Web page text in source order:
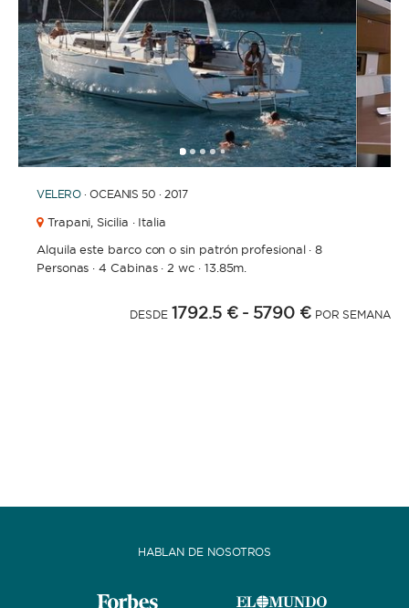
12345 6789 1011121314151617181920
21
VELERO · OCEANIS 50 · 2017
Trapani, Sicilia · Italia
Alquila este barco con o sin patrón profesional·8
Personas ·4 Cabinas· 2 wc · 13.85m.
DESDE 1792.5 € - 5790 € POR SEMANA
HABLAN DE NOSOTROS